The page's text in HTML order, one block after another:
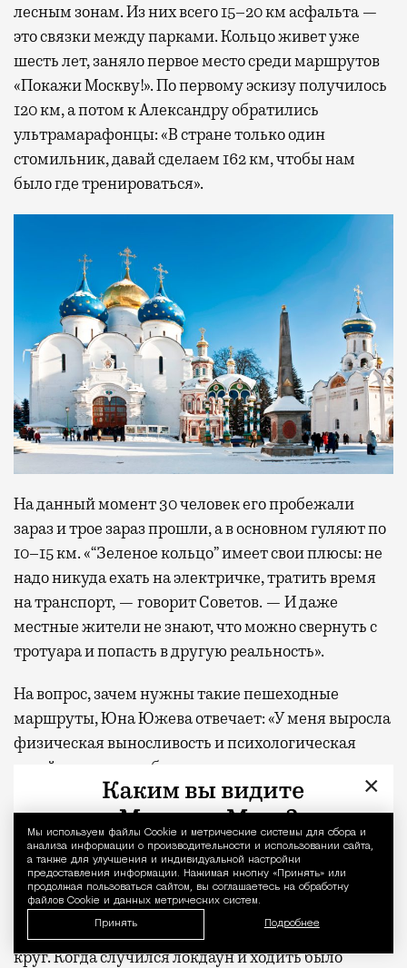
лесным зонам. Из них всего 15–20 км асфальта —
это связки между парками. Кольцо живет уже
шесть лет, заняло первое место среди маршрутов
«Покажи Москву!». По первому эскизу получилось
120 км, а потом к Александру обратились
ультрамарафонцы: «В стране только один
стомильник, давай сделаем 162 км, чтобы нам
было где тренироваться».
На данный момент 30 человек его пробежали
зараз и трое зараз прошли, а в основном гуляют по
10–15 км. «“Зеленое кольцо” имеет свои плюсы: не
надо никуда ехать на электричке, тратить время
на транспорт, — говорит Советов. — И даже
местные жители не знают, что можно свернуть с
тротуара и попасть в другую реальность».
На вопрос, зачем нужны такие пешеходные
маршруты, Юна Южева отвечает: «У меня выросла
физическая выносливость и психологическая
устойчивость, прибавилось радости жизни от
любования красотой природы и общения с
прекрасными людьми».
Александр Советов говорит про физические
нагрузки в красивых местах, плюс «когда идешь,
знакомишься с Москвой, Подмосковьем, страной.
И, конечно, общение: у нас сложился очень теплый
круг. Когда случился локдаун и ходить было
Уведомление
Мы используем файлы Сookie и метрические системы для сбора и
анализа информации о производительности и использовании сайта,
а также для улучшения и индивидуальной настройки
предоставления информации. Нажимая кнопку «Принять» или
продолжая пользоваться сайтом, вы соглашаетесь на обработку
файлов Cookie и данных метрических систем.
Принять Подробнее
×